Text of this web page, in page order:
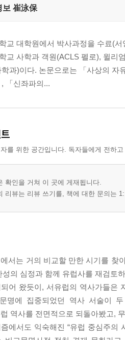
국가 체제
대 국제정치사에서의 근본 문제
와 르네상스 이탈리아의 국가 체제
패권 지향과 양익 강국(영국·터키)
패권 열망과 해양 강국(영국·네덜
경향과 유럽 국가 체제의 좌절
의 투쟁과 유럽 국가 체제의 파탄
대서양권)과 동유럽 블록의 성립
익 강국론
교기독교 사회
유럽 국가 체제 참여
사회의 유럽주의 수용
아 사회의 서유럽적 변용變容
계 속의 유럽사·바라클라프와 동·
보 崔泳保
교 대학원에서 박사과정을 수료(
교 사학과 객원(ACLS 펠로), 윌리
과)이다. 논문으로는 「사상의 자
「신좌파의...
를 위한 공간입니다. 독자들에게 전하
확인을 거쳐 이 곳에 게재됩니다.
리뷰는 리뷰 쓰기를, 책에 대한 문의는
서는 거의 비교할 만한 시기를 찾
의 심정과 함께 유럽사를 재검토
어 왔듯이, 서유럽의 역사가들은
명에 집중되었던 역사 서술이
역사를 전면적으로 되돌아봤고,
에서도 익숙해진 “유럽 중심주의